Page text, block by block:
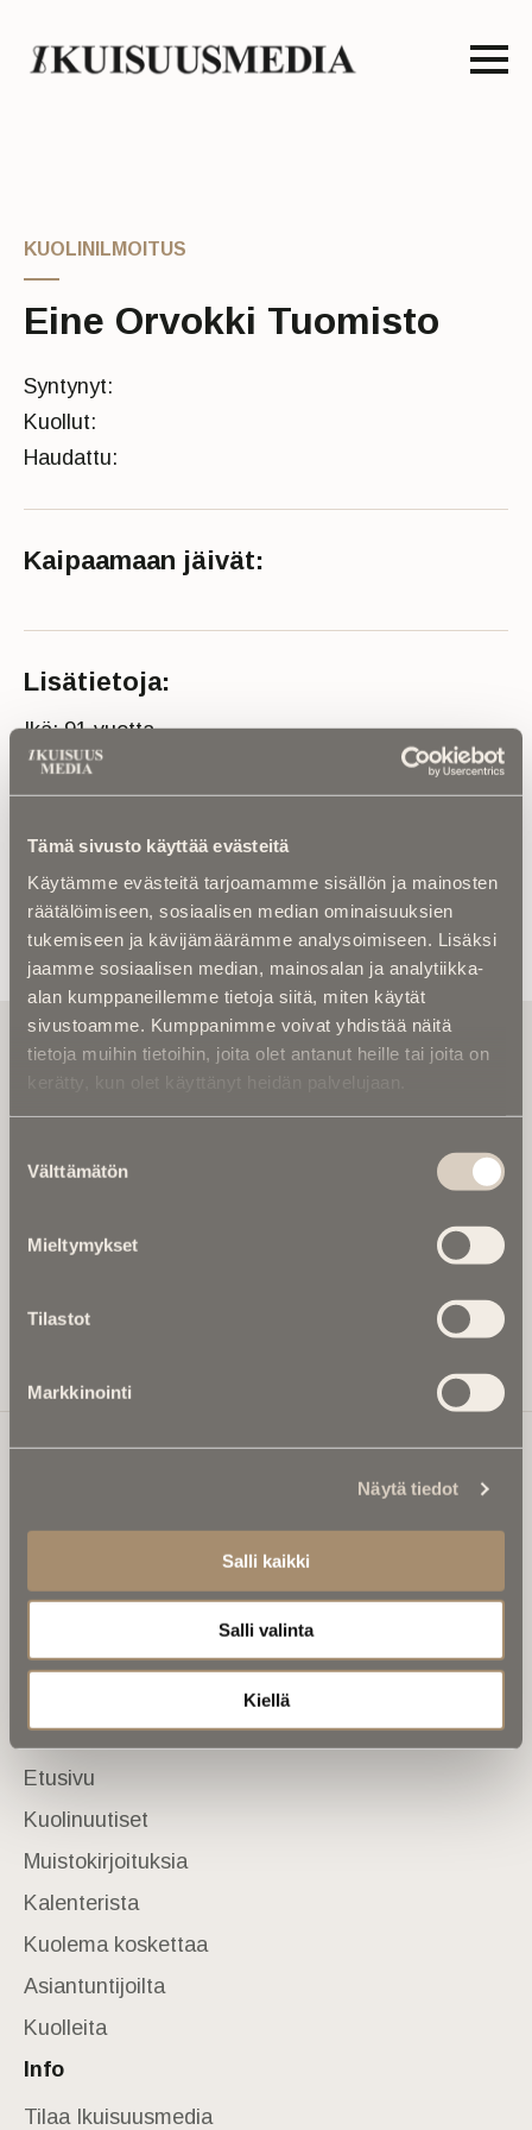
Tämä sivusto käyttää evästeitä
Käytämme evästeitä tarjoamamme sisällön ja mainosten
räätälöimiseen, sosiaalisen median ominaisuuksien
tukemiseen ja kävijämäärämme analysoimiseen. Lisäksi
jaamme sosiaalisen median, mainosalan ja analytiikka-
alan kumppaneillemme tietoja siitä, miten käytät
sivustoamme. Kumppanimme voivat yhdistää näitä
tietoja muihin tietoihin, joita olet antanut heille tai joita on
kerätty, kun olet käyttänyt heidän palvelujaan.
valinta
Välttämätön
Mieltymykset
Tilastot
Markkinointi
Näytä tiedot
Salli kaikki
Salli valinta
Kiellä
KUOLINILMOITUS
Eine Orvokki Tuomisto
Syntynyt:
Kuollut:
Haudattu:
Kaipaamaan jäivät:
Lisätietoja:
Ikä: 91 vuotta
Kuolinaika: 2024
Lähde: Jyväskylän seurakunta ja Suur-Jyväskylän
Tilaa uutiskirje - Pääset heti parhaiden
artikkelien pariin!
Uutiskirje on maksuton eikä se velvoita mihinkään.
Kirjoita tähän sähköpostiosoite, johon haluat uutiskirjeen
tulevan:
Tilaa Uutiskirje
valtakunnallinen mediabrändi. Julkaisemme uusimmat
kuolinuutiset ja kuolintiedot.
Anna palautetta
Sivusto
Etusivu
Kuolinuutiset
Muistokirjoituksia
Kalenterista
Kuolema koskettaa
Asiantuntijoilta
Kuolleita
Info
Tilaa Ikuisuusmedia